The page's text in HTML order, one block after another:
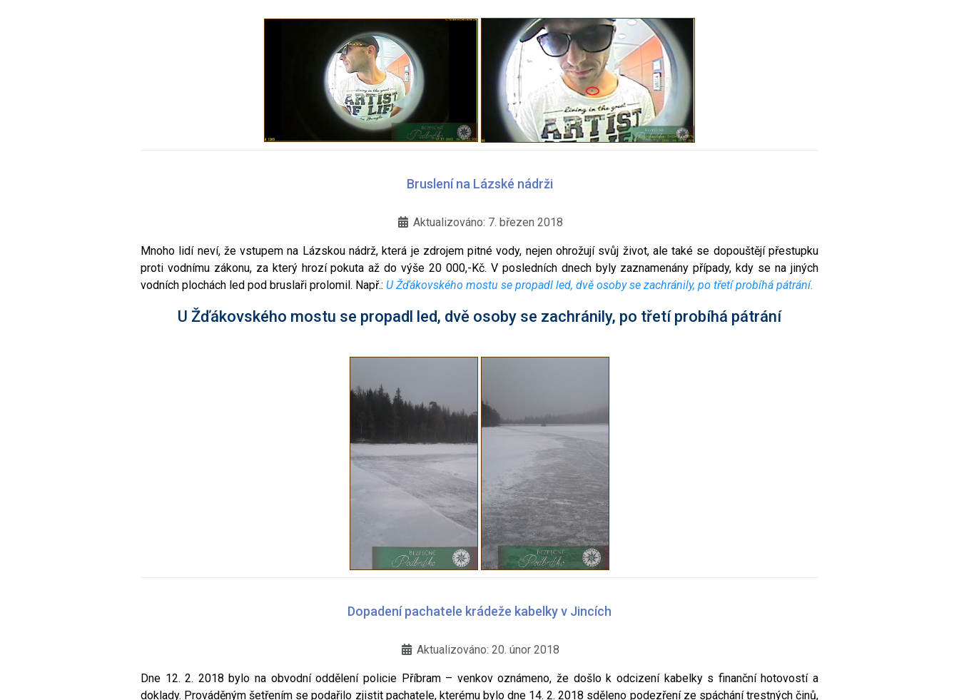
Bruslení na Lázské nádrži
Aktualizováno: 7. březen 2018
Mnoho lidí neví, že vstupem na Lázskou nádrž, která je zdrojem pitné vody, nejen ohrožují svůj život, ale také se dopouštějí přestupku
proti vodnímu zákonu, za který hrozí pokuta až do výše 20 000,-Kč. V posledních dnech byly zaznamenány případy, kdy se na jiných
vodních plochách led pod bruslaři prolomil. Např.: U Žďákovského mostu se propadl led, dvě osoby se zachránily, po třetí probíhá pátrání.
U Žďákovského mostu se propadl led, dvě osoby se zachránily, po třetí probíhá pátrání
Dopadení pachatele krádeže kabelky v Jincích
Aktualizováno: 20. únor 2018
Dne 12. 2. 2018 bylo na obvodní oddělení policie Příbram – venkov oznámeno, že došlo k odcizení kabelky s finanční hotovostí a
doklady. Prováděným šetřením se podařilo zjistit pachatele, kterému bylo dne 14. 2. 2018 sděleno podezření ze spáchání trestných činů,